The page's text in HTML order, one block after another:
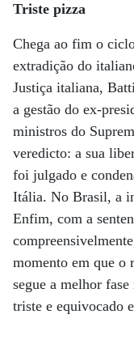
Triste pizza
Chega ao fim o
extradição do
Justiça italiana,
a gestão do ex-
ministros do
veredicto: a sua
foi julgado e
Itália. No Brasil, a
Enfim, com a
momento em que o
segue a melhor
triste e equivocado